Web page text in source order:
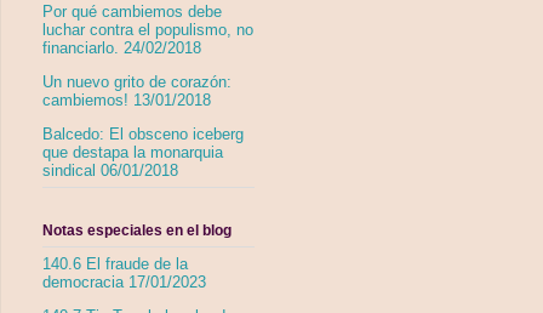
Por qué cambiemos debe
luchar contra el populismo, no
financiarlo. 24/02/2018
Un nuevo grito de corazón:
cambiemos! 13/01/2018
Balcedo: El obsceno iceberg
que destapa la monarquia
sindical 06/01/2018
Notas especiales en el blog
140.6 El fraude de la
democracia 17/01/2023